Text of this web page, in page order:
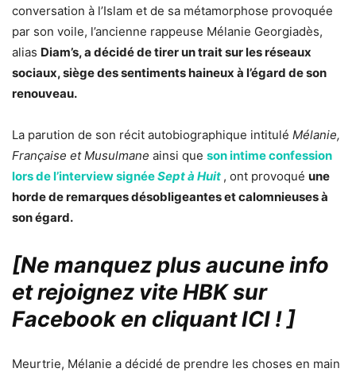
conversation à l’Islam et de sa métamorphose provoquée
par son voile, l’ancienne rappeuse Mélanie Georgiadès,
alias Diam’s, a décidé de tirer un trait sur les réseaux
sociaux, siège des sentiments haineux à l’égard de son
renouveau.
La parution de son récit autobiographique intitulé Mélanie,
Française et Musulmane ainsi que son intime confession
lors de l’interview signéeSept à Huit , ont provoqué une
horde de remarques désobligeantes et calomnieuses à
son égard.
[Ne manquez plus aucune info
et rejoignez vite HBK sur
Facebook en cliquant ICI !]
Meurtrie, Mélanie a décidé de prendre les choses en main